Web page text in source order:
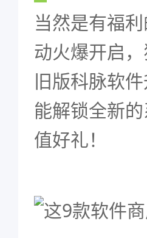
当然是有福
动火爆开启
旧版科脉软
能解锁全新
值好礼！